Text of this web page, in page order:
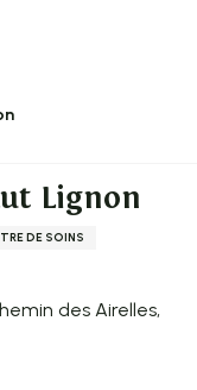
Lignon
DE SOINS
des Airelles,